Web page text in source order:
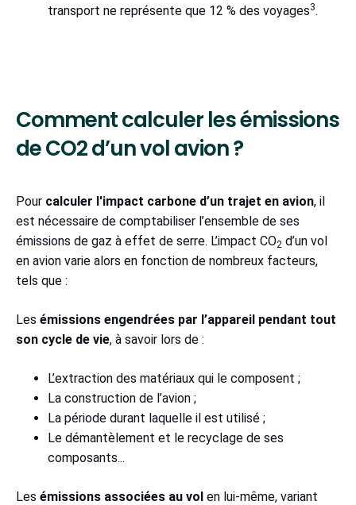
transport ne représente que 12 % des voyages3.
Comment calculer les émissions
de CO2 d’un vol avion ?
Pour calculer l'impact carbone d’un trajet en avion, il
est nécessaire de comptabiliser l’ensemble de ses
émissions de gaz à effet de serre. L’impact CO2 d’un vol
en avion varie alors en fonction de nombreux facteurs,
tels que :
Les émissions engendrées par l’appareil pendant tout
son cycle de vie, à savoir lors de :
L’extraction des matériaux qui le composent ;
La construction de l’avion ;
La période durant laquelle il est utilisé ;
Le démantèlement et le recyclage de ses
composants...
Les émissions associées au vol en lui-même, variant